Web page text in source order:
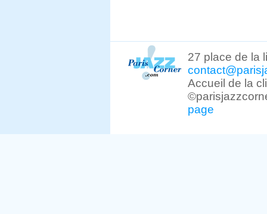
27 place de la
Accueil de la
page